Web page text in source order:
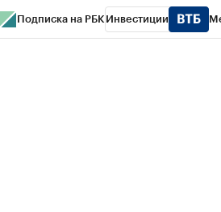
Подписка на РБК Инвестиции